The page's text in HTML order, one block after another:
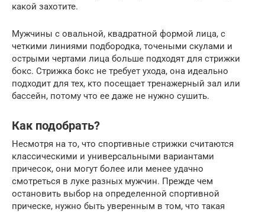
какой захотите.
Мужчины с овальной, квадратной формой лица, с
четкими линиями подбородка, точеными скулами и
острыми чертами лица больше подходят для стрижки
бокс. Стрижка бокс не требует ухода, она идеально
подходит для тех, кто посещает тренажерный зал или
бассейн, потому что ее даже не нужно сушить.
Как подобрать?
Несмотря на то, что спортивные стрижки считаются
классическими и универсальными вариантами
причесок, они могут более или менее удачно
смотреться в луке разных мужчин. Прежде чем
остановить выбор на определенной спортивной
прическе, нужно быть уверенным в том, что такая